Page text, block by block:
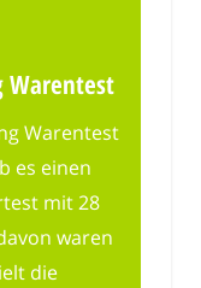
Warentest
Warentest
es einen
mit 28
waren
die